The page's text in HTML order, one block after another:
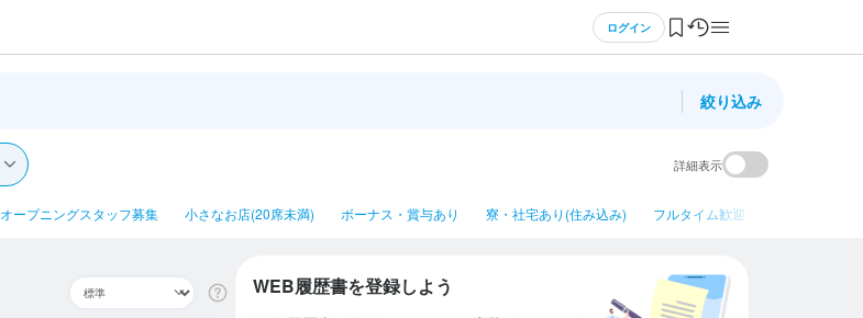
ログイン
絞り込み
詳細表示
オープニングスタッフ募集 小さなお店(20席未満) ボーナス・賞与あり 寮・社宅あり(住み込み) フルタイム歓迎
WEB履歴書を登録しよう